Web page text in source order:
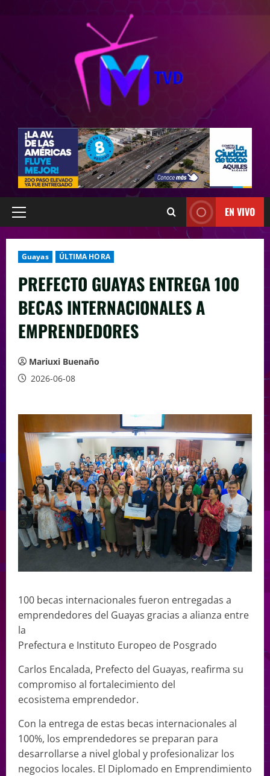
EN VIVO
Guayas ÚLTIMA HORA
PREFECTO GUAYAS ENTREGA 100
BECAS INTERNACIONALES A
EMPRENDEDORES
Mariuxi Buenaño
2026-06-08
100 becas internacionales fueron entregadas a
emprendedores del Guayas gracias a alianza entre
la
Prefectura e Instituto Europeo de Posgrado
Carlos Encalada, Prefecto del Guayas, reafirma su
compromiso al fortalecimiento del
ecosistema emprendedor.
Con la entrega de estas becas internacionales al
100%, los emprendedores se preparan para
desarrollarse a nivel global y profesionalizar los
negocios locales. El Diplomado en Emprendimiento